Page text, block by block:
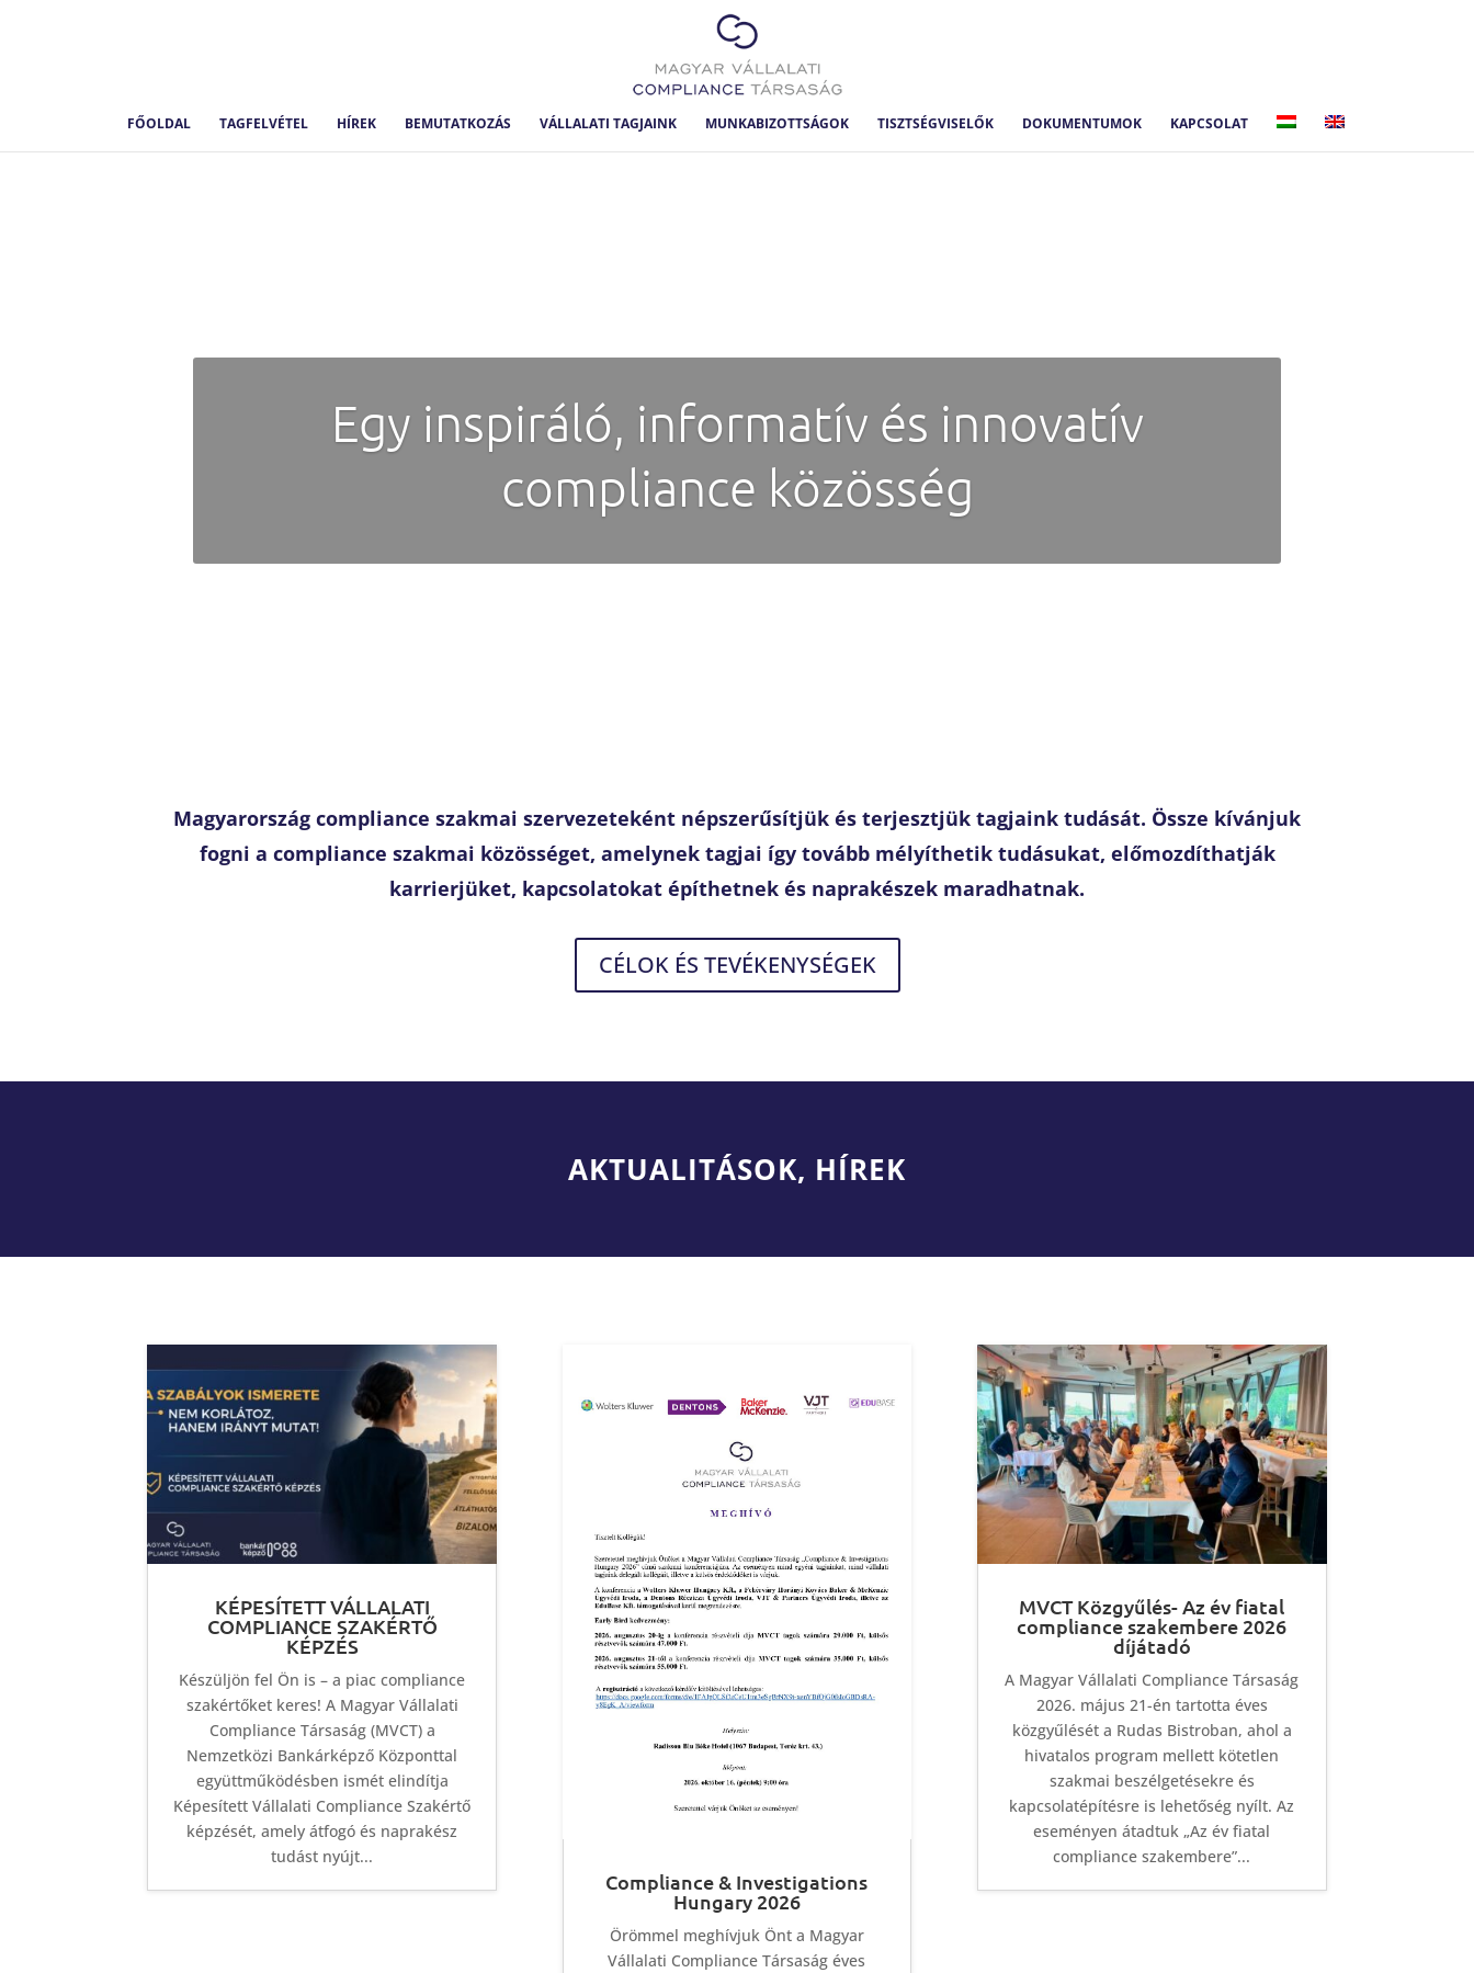
FŐOLDAL TAGFELVÉTEL HÍREK BEMUTATKOZÁS VÁLLALATI TAGJAINK MUNKABIZOTTSÁGOK TISZTSÉGVISELŐK DOKUMENTUMOK KAPCSOLAT
Egy inspiráló, informatív és innovatív
compliance közösség
Magyarország compliance szakmai szervezeteként népszerűsítjük és terjesztjük tagjaink tudását. Össze kívánjuk
fogni a compliance szakmai közösséget, amelynek tagjai így tovább mélyíthetik tudásukat, előmozdíthatják
karrierjüket, kapcsolatokat építhetnek és naprakészek maradhatnak.
CÉLOK ÉS TEVÉKENYSÉGEK
AKTUALITÁSOK, HÍREK
KÉPESÍTETT VÁLLALATI
COMPLIANCE SZAKÉRTŐ
KÉPZÉS
Készüljön fel Ön is – a piac compliance
szakértőket keres! A Magyar Vállalati
Compliance Társaság (MVCT) a
Nemzetközi Bankárképző Központtal
együttműködésben ismét elindítja
Képesített Vállalati Compliance Szakértő
képzését, amely átfogó és naprakész
tudást nyújt...
Compliance & Investigations
Hungary 2026
Örömmel meghívjuk Önt a Magyar
Vállalati Compliance Társaság éves
MVCT Közgyűlés- Az év fiatal
compliance szakembere 2026
díjátadó
A Magyar Vállalati Compliance Társaság
2026. május 21-én tartotta éves
közgyűlését a Rudas Bistroban, ahol a
hivatalos program mellett kötetlen
szakmai beszélgetésekre és
kapcsolatépítésre is lehetőség nyílt. Az
eseményen átadtuk „Az év fiatal
compliance szakembere”...